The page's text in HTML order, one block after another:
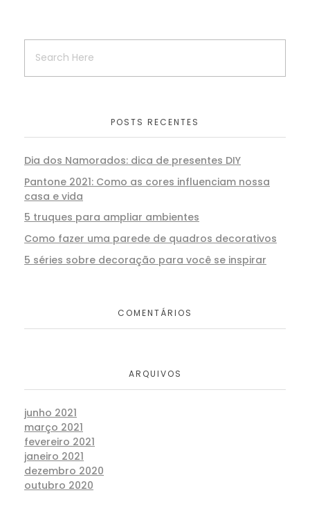
POSTS RECENTES
Dia dos Namorados: dica de presentes DIY
Pantone 2021: Como as cores influenciam nossa
casa e vida
5 truques para ampliar ambientes
Como fazer uma parede de quadros decorativos
5 séries sobre decoração para você se inspirar
COMENTÁRIOS
ARQUIVOS
junho 2021
março 2021
fevereiro 2021
janeiro 2021
dezembro 2020
outubro 2020